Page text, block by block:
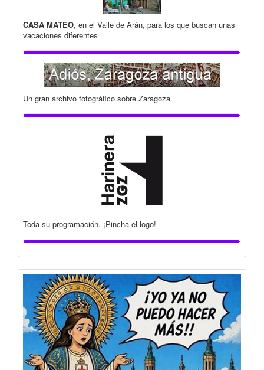
CASA MATEO, en el Valle de Arán, para los que buscan unas
vacaciones diferentes
Un gran archivo fotográfico sobre Zaragoza.
Toda su programación. ¡Pincha el logo!